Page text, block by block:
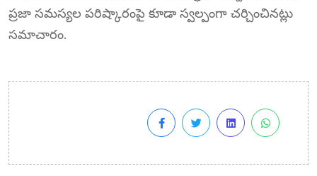
ప్రజా సమస్యల పరిష్కారంపై కూడా స్వల్పంగా చర్చించినట్లు
సమాచారం.